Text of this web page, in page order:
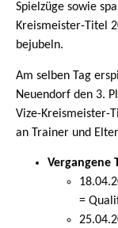
Spielzüge sowie
Kreismeister-Titel
bejubeln.
Am selben Tag
Neuendorf den 3.
Vize-Kreismeister-
an Trainer und
Vergangene
=